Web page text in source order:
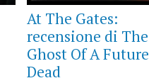
At The Gates:
recensione di The
Ghost Of A Future
Dead